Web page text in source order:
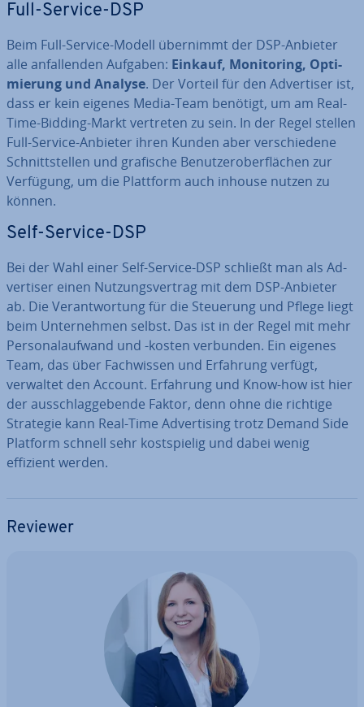
Full-Service-DSP
Beim Full-Service-Modell übernimmt der DSP-Anbieter
alle an­fal­len­den Aufgaben: Einkauf, Mo­ni­to­ring, Op­ti­
mie­rung und Analyse. Der Vorteil für den Ad­ver­ti­ser ist,
dass er kein eigenes Media-Team benötigt, um am Real-
Time-Bidding-Markt vertreten zu sein. In der Regel stellen
Full-Service-Anbieter ihren Kunden aber ver­schie­de­ne
Schnitt­stel­len und grafische Be­nut­zer­ober­flä­chen zur
Verfügung, um die Plattform auch inhouse nutzen zu
können.
Self-Service-DSP
Bei der Wahl einer Self-Service-DSP schließt man als Ad­
ver­ti­ser einen Nut­zungs­ver­trag mit dem DSP-Anbieter
ab. Die Ver­ant­wor­tung für die Steuerung und Pflege liegt
beim Un­ter­neh­men selbst. Das ist in der Regel mit mehr
Per­so­nal­auf­wand und -kosten verbunden. Ein eigenes
Team, das über Fach­wis­sen und Erfahrung verfügt,
verwaltet den Account. Erfahrung und Know-how ist hier
der aus­schlag­ge­ben­de Faktor, denn ohne die richtige
Strategie kann Real-Time Ad­ver­ti­sing trotz Demand Side
Platform schnell sehr kost­spie­lig und dabei wenig
effizient werden.
Reviewer